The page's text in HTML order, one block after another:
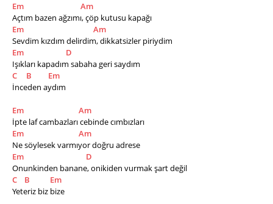
Em
Am
Açtım bazen ağzımı, çöp kutusu kapağı
Em
Am
Sevdim kızdım delirdim, dikkatsizler piriydim
Em
D
Işıkları kapadım sabaha geri saydım
C
B
Em
İnceden aydım
Em
Am
İpte laf cambazları cebinde cımbızları
Em
Am
Ne söylesek varmıyor doğru adrese
Em
D
Onunkinden banane, onikiden vurmak şart değil
C
B
Em
Yeteriz biz bize